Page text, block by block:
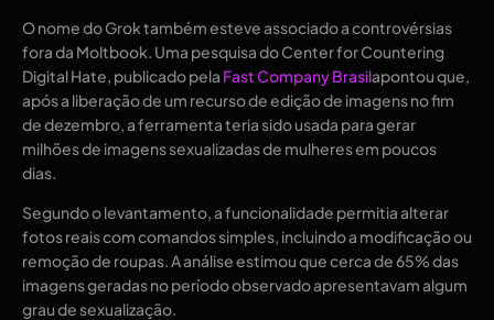
O nome do Grok também esteve associado a controvérsias
fora da Moltbook. Uma pesquisa do Center for Countering
Digital Hate, publicado pela Fast Company Brasilapontou que,
após a liberação de um recurso de edição de imagens no fim
de dezembro, a ferramenta teria sido usada para gerar
milhões de imagens sexualizadas de mulheres em poucos
dias.
Segundo o levantamento, a funcionalidade permitia alterar
fotos reais com comandos simples, incluindo a modificação ou
remoção de roupas. A análise estimou que cerca de 65% das
imagens geradas no período observado apresentavam algum
grau de sexualização.